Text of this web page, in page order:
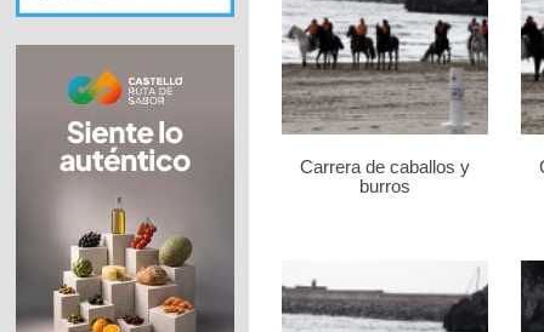
Carrera de caballos y
burros